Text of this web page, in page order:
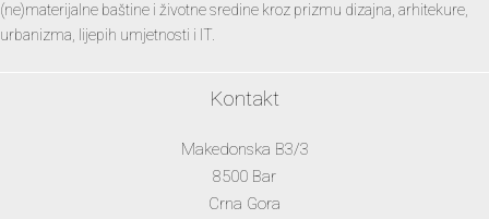
(ne)materijalne baštine i životne sredine kroz prizmu dizajna, arhitekure,
urbanizma, lijepih umjetnosti i IT.
Kontakt
Makedonska B3/3
8500 Bar
Crna Gora